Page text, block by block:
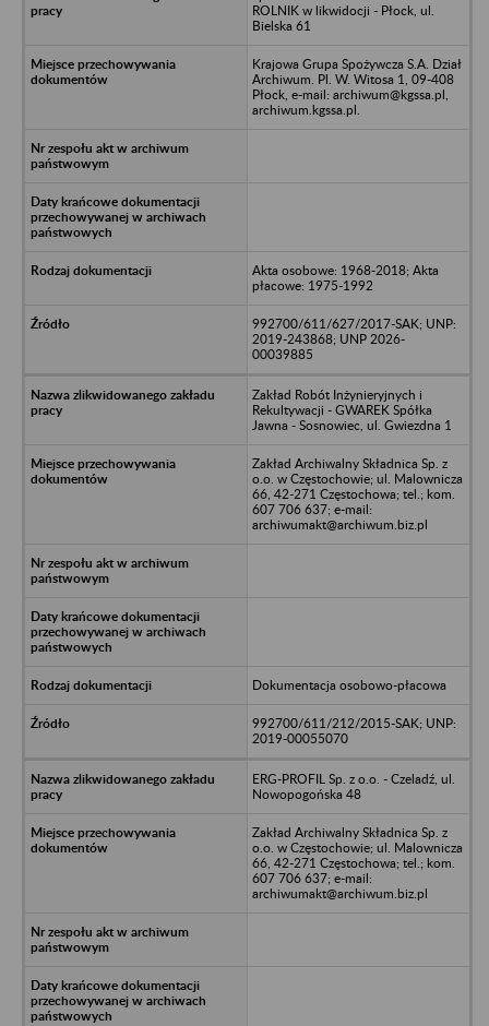
ROLNIK w likwidocji - Płock, ul.
Bielska 61
Krajowa Grupa Spożywcza S.A. Dział
Archiwum. Pl. W. Witosa 1, 09-408
Płock, e-mail: archiwum@kgssa.pl,
archiwum.kgssa.pl.
Akta osobowe: 1968-2018; Akta
płacowe: 1975-1992
992700/611/627/2017-SAK; UNP:
2019-243868; UNP 2026-
00039885
Zakład Robót Inżynieryjnych i
Rekultywacji - GWAREK Spółka
Jawna - Sosnowiec, ul. Gwiezdna 1
Zakład Archiwalny Składnica Sp. z
o.o. w Częstochowie; ul. Malownicza
66, 42-271 Częstochowa; tel.; kom.
607 706 637; e-mail:
archiwumakt@archiwum.biz.pl
Dokumentacja osobowo-płacowa
992700/611/212/2015-SAK; UNP:
2019-00055070
ERG-PROFIL Sp. z o.o. - Czeladź, ul.
Nowopogońska 48
Zakład Archiwalny Składnica Sp. z
o.o. w Częstochowie; ul. Malownicza
66, 42-271 Częstochowa; tel.; kom.
607 706 637; e-mail:
archiwumakt@archiwum.biz.pl